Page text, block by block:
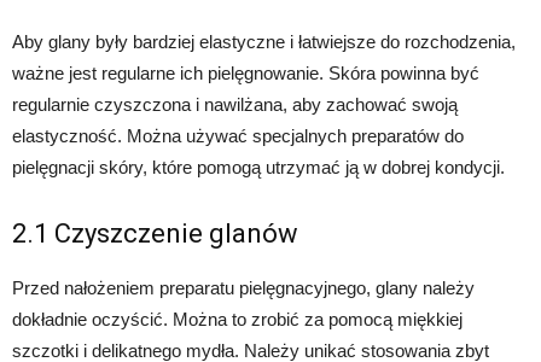
Aby glany były bardziej elastyczne i łatwiejsze do rozchodzenia,
ważne jest regularne ich pielęgnowanie. Skóra powinna być
regularnie czyszczona i nawilżana, aby zachować swoją
elastyczność. Można używać specjalnych preparatów do
pielęgnacji skóry, które pomogą utrzymać ją w dobrej kondycji.
2.1 Czyszczenie glanów
Przed nałożeniem preparatu pielęgnacyjnego, glany należy
dokładnie oczyścić. Można to zrobić za pomocą miękkiej
szczotki i delikatnego mydła. Należy unikać stosowania zbyt